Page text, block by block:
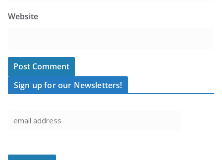
Website
Sign up for our Newsletters!